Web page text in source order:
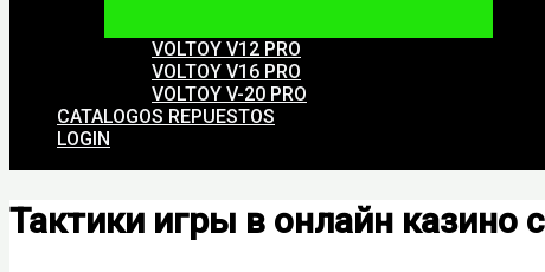
VOLTOY V12 PRO
VOLTOY V16 PRO
VOLTOY V-20 PRO
CATALOGOS REPUESTOS
LOGIN
Тактики игры в онлайн казино